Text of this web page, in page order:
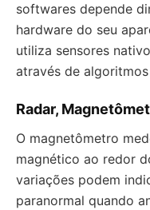
softwares depende
hardware do seu
utiliza sensores
através de
Radar,
O magnetômetro
magnético ao redor
variações podem
paranormal quando